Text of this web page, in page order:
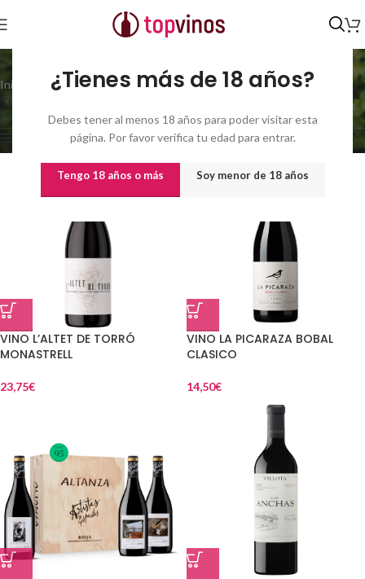
¿Tienes más de 18 años?
Debes tener al menos 18 años para poder visitar esta
página. Por favor verifica tu edad para entrar.
Tengo 18 años o más Soy menor de 18 años
TINTO CON CRIANZA
Inicio Familia del producto
TINTO CON CRIANZA
Mostrando 1–21 de 338
Show sidebar
VINO L’ALTET DE TORRÓ
MONASTRELL
23,75€
VINO LA PICARAZA BOBAL
CLASICO
14,50€